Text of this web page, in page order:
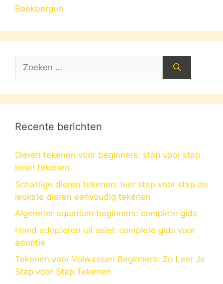
Beekbergen
Zoek
Recente berichten
Dieren tekenen voor beginners: stap voor stap
leren tekenen
Schattige dieren tekenen: leer stap voor stap de
leukste dieren eenvoudig tekenen
Algeneter aquarium beginners: complete gids
Hond adopteren uit asiel: complete gids voor
adoptie
Tekenen voor Volwassen Beginners: Zo Leer Je
Stap voor Stap Tekenen